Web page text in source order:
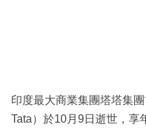
區
印度最大商業集團塔塔集
Tata）於10月9日逝世，享